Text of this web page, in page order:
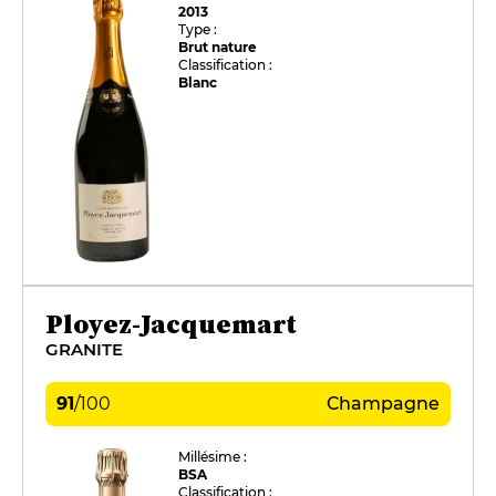
2013
Type :
Brut nature
Classification :
Blanc
Ployez-Jacquemart
GRANITE
91/100 Champagne
Millésime :
BSA
Classification :